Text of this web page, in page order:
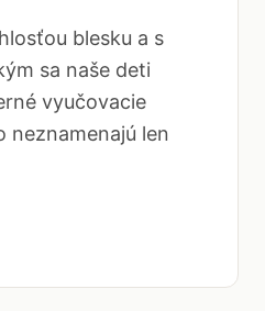
blesku a s
sa naše deti
vyučovacie
neznamenajú len